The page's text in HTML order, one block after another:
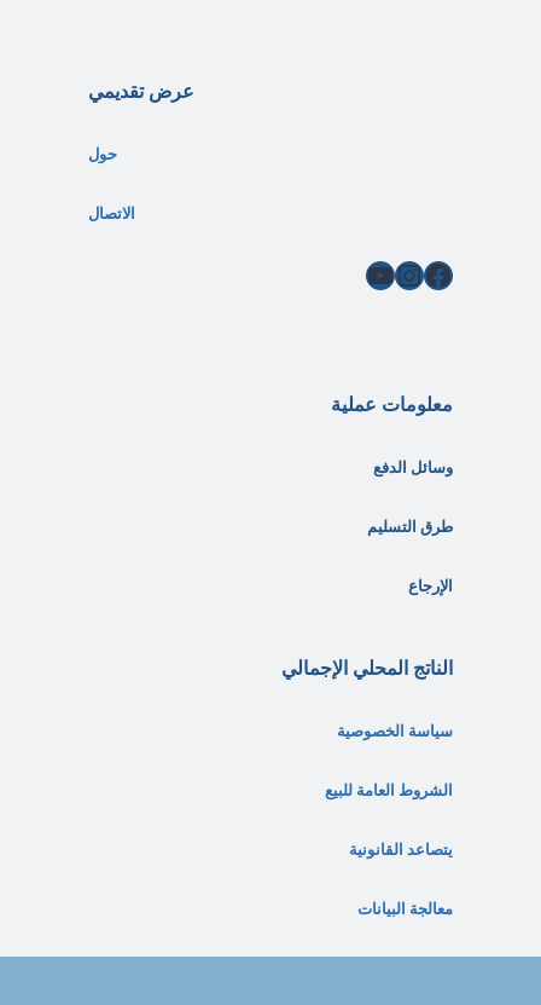
عرض تقديمي
حول
الاتصال
فيسبوك
إنستغرام
يوتيوب
معلومات عملية
وسائل الدفع
طرق التسليم
الإرجاع
الناتج المحلي الإجمالي
سياسة الخصوصية
الشروط العامة للبيع
يتصاعد القانونية
معالجة البيانات